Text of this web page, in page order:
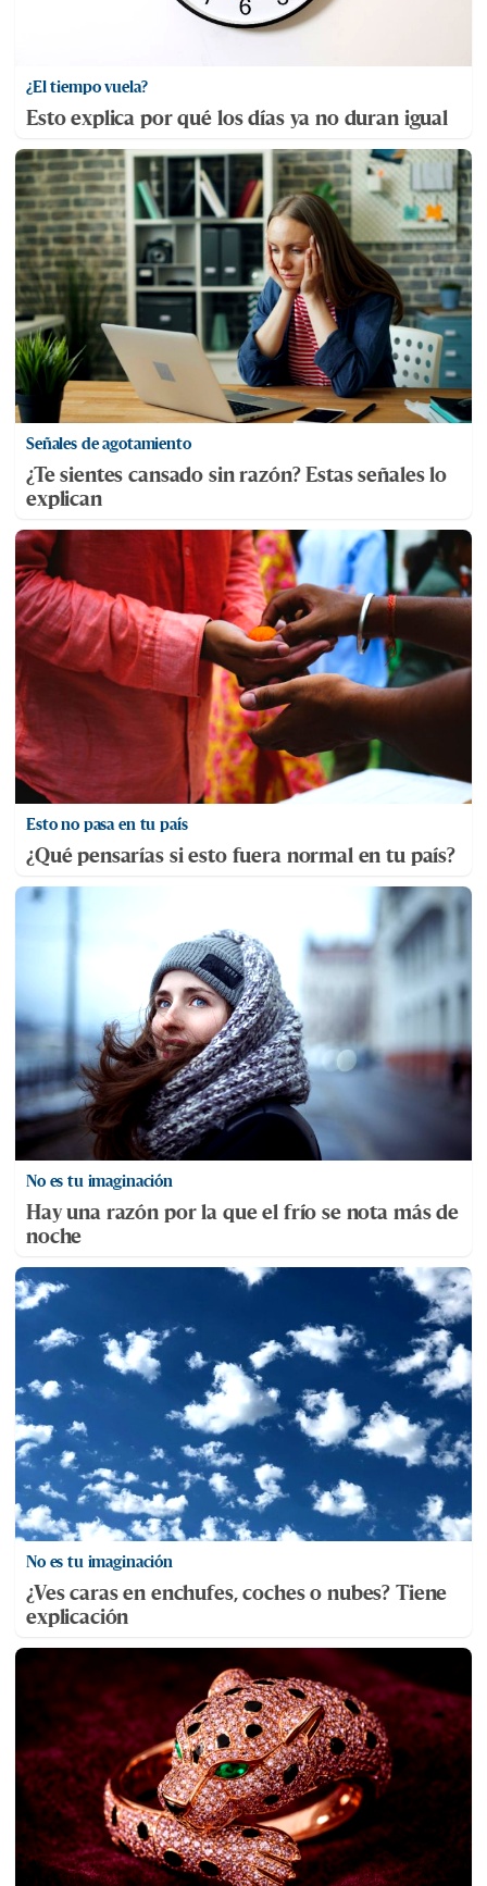
¿El tiempo vuela?
Esto explica por qué los días ya no duran igual
Señales de agotamiento
¿Te sientes cansado sin razón? Estas señales lo
explican
Esto no pasa en tu país
¿Qué pensarías si esto fuera normal en tu país?
No es tu imaginación
Hay una razón por la que el frío se nota más de
noche
No es tu imaginación
¿Ves caras en enchufes, coches o nubes? Tiene
explicación